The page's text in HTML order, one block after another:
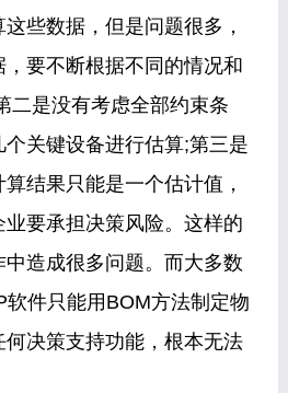
些数据，但是问题很多，
要不断根据不同的情况和
二是没有考虑全部约束条
关键设备进行估算;第三是
结果只能是一个估计值，
要承担决策风险。这样的
造成很多问题。而大多数
件只能用BOM方法制定物
决策支持功能，根本无法